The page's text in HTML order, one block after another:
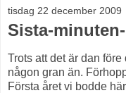
tisdag 22 december 2009
Sista-
Trots att det är dan
någon gran än.
Första året vi bodde